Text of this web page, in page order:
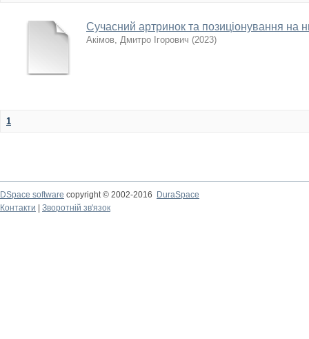
Сучасний артринок та позиціонування на
Акімов, Дмитро Ігорович (2023)
1
DSpace software copyright © 2002-2016
DuraSpace
Контакти
Зворотній зв'язок